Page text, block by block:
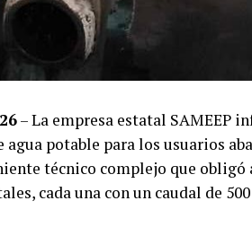
– La empresa estatal SAMEEP
potable para los usuarios
técnico complejo que obligó
cada una con un caudal de 500